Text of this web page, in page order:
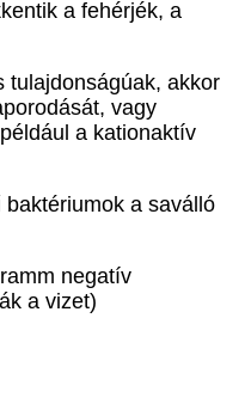
a fehérjék, a
tulajdonságúak, akkor
vagy
a kationaktív
a saválló
negatív
a vizet)